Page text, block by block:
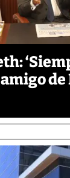
de